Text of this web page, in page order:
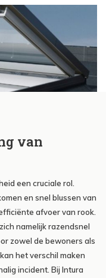
van
een cruciale rol.
en snel blussen van
afvoer van rook.
namelijk razendsnel
zowel de bewoners als
het verschil maken
incident. Bij Intura